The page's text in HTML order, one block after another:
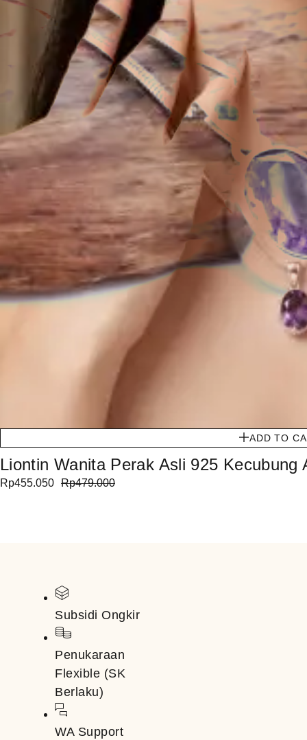
ADD TO
Liontin Wanita Perak Asli 925
Rp479.000
Rp455.050
Subsidi Ongkir
Penukaraan
Flexible (SK
Berlaku)
WA Support